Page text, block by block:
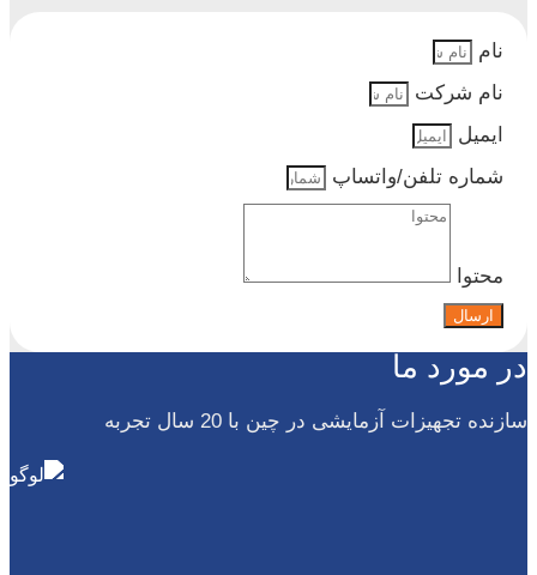
نام
نام شرکت
ایمیل
شماره تلفن/واتساپ
محتوا
ارسال
در مورد ما
سازنده تجهیزات آزمایشی در چین با 20 سال تجربه